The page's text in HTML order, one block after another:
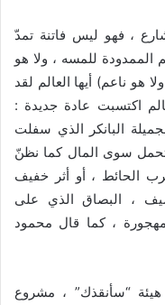
، فهو ليس فاتنة تمدّ
الممدودة للمسه ، ولا هو
هو ناعم) أيها العالم لقد
اكتسبت عادة جديدة :
البانكر الذي سفلت
تحمل سوى المال كما نظنّ
الحائط ، أو أثر خفيف
، البصاق الذي على
، كما قال محمود
“سأنقذك” ، مشروع